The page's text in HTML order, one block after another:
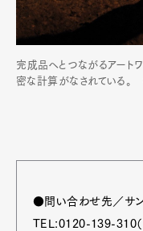
完成品へとつながるアート
密な計算がなされている
●問い合わせ先／サ
TEL:0120-139-310（